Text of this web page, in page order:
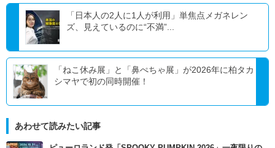
「日本人の2人に1人が利用」単焦点メガネレン
ズ、見えているのに“不満”...
「ねこ休み展」と「鼻ぺちゃ展」が2026年に柏タカ
シマヤで初の同時開催！
あわせて読みたい記事